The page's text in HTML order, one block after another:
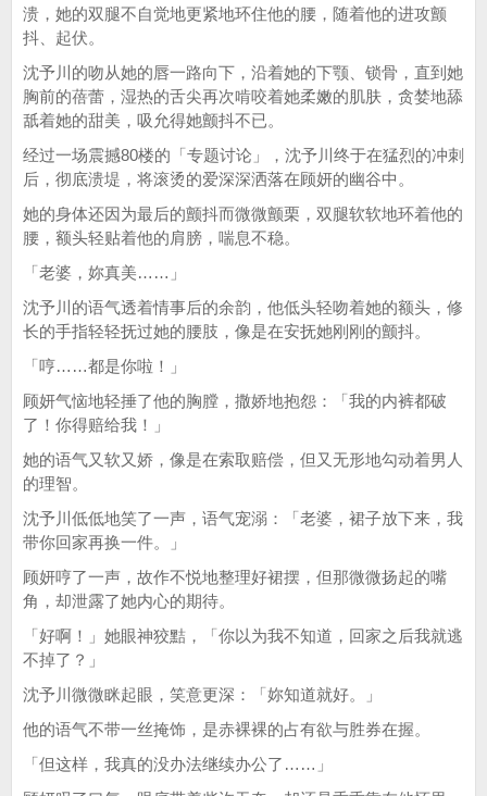
溃，她的双腿不自觉地更紧地环住他的腰，随着他的进攻颤
抖、起伏。
沈予川的吻从她的唇一路向下，沿着她的下颚、锁骨，直到她
胸前的蓓蕾，湿热的舌尖再次啃咬着她柔嫩的肌肤，贪婪地舔
舐着她的甜美，吸允得她颤抖不已。
经过一场震撼80楼的「专题讨论」，沈予川终于在猛烈的冲刺
后，彻底溃堤，将滚烫的爱深深洒落在顾妍的幽谷中。
她的身体还因为最后的颤抖而微微颤栗，双腿软软地环着他的
腰，额头轻贴着他的肩膀，喘息不稳。
「老婆，妳真美……」
沈予川的语气透着情事后的余韵，他低头轻吻着她的额头，修
长的手指轻轻抚过她的腰肢，像是在安抚她刚刚的颤抖。
「哼……都是你啦！」
顾妍气恼地轻捶了他的胸膛，撒娇地抱怨：「我的内裤都破
了！你得赔给我！」
她的语气又软又娇，像是在索取赔偿，但又无形地勾动着男人
的理智。
沈予川低低地笑了一声，语气宠溺：「老婆，裙子放下来，我
带你回家再换一件。」
顾妍哼了一声，故作不悦地整理好裙摆，但那微微扬起的嘴
角，却泄露了她内心的期待。
「好啊！」她眼神狡黠，「你以为我不知道，回家之后我就逃
不掉了？」
沈予川微微眯起眼，笑意更深：「妳知道就好。」
他的语气不带一丝掩饰，是赤裸裸的占有欲与胜券在握。
「但这样，我真的没办法继续办公了……」